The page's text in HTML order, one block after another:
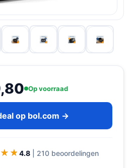
Op voorraad
op bol.com →
4.8 | 210 beoordelingen